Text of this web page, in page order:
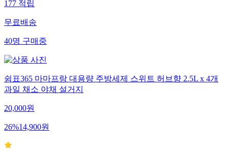
177적립
무료배송
40명구매중
쉼표365 마마프랑 대용량 주방세제 스위트 허브향 2.5L x 4개
과일 채소 야채 설거지
20,000원
26%14,900원